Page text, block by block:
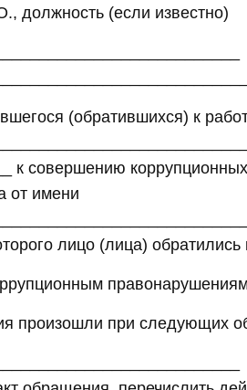
должность (если известно)
(обратившихся) к
к совершению
от имени
лицо (лица)
произошли при следующих